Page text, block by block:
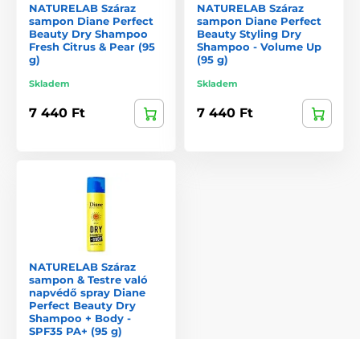
NATURELAB Száraz
sampon Diane Perfect
Beauty Dry Shampoo
Fresh Citrus & Pear (95
g)
Skladem
7 440 Ft
NATURELAB Száraz
sampon Diane Perfect
Beauty Styling Dry
Shampoo - Volume Up
(95 g)
Skladem
7 440 Ft
NATURELAB Száraz
sampon & Testre való
napvédő spray Diane
Perfect Beauty Dry
Shampoo + Body -
SPF35 PA+ (95 g)